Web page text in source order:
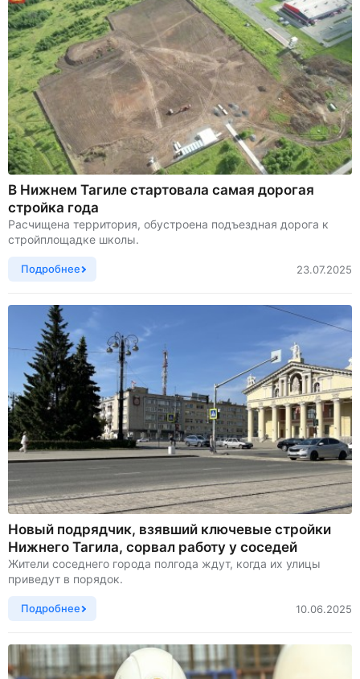
В Нижнем Тагиле стартовала самая дорогая
стройка года
Расчищена территория, обустроена подъездная дорога к
стройплощадке школы.
Подробнее 23.07.2025
Новый подрядчик, взявший ключевые стройки
Нижнего Тагила, сорвал работу у соседей
Жители соседнего города полгода ждут, когда их улицы
приведут в порядок.
Подробнее 10.06.2025